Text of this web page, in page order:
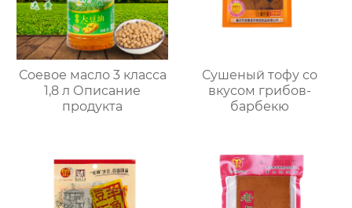
Соевое масло 3 класса
1,8 л Описание
продукта
Сушеный тофу со
вкусом грибов-
барбекю